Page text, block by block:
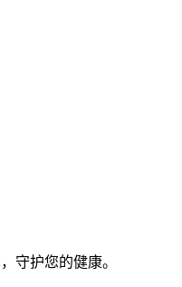
守护您的健康。